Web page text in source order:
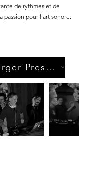
de rythmes et de
passion pour l’art sonore.
Télécharger PressKit